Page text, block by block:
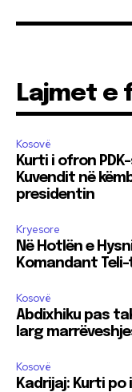
Lajmet e
Kosovë
Kurti i ofron
Kuvendit në
presidentin
Kryesore
Në Hotlën e
Komandant
Kosovë
Abdixhiku pas
larg
Kosovë
Kadrijaj: Kurti